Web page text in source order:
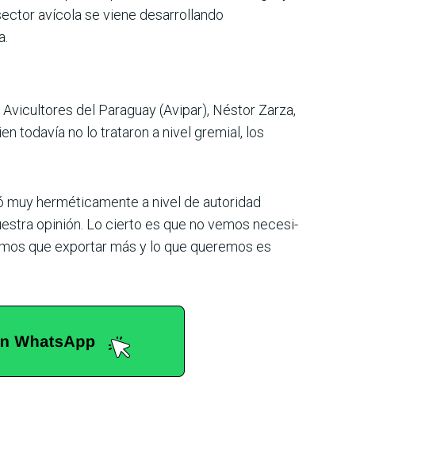
avícola se viene desa­rrollando
del Paraguay (Avipar), Néstor Zarza,
todavía no lo trataron a nivel gremial, los
muy herméticamente a nivel de autoridad
opinión. Lo cierto es que no vemos necesi­
que exportar más y lo que quere­mos es